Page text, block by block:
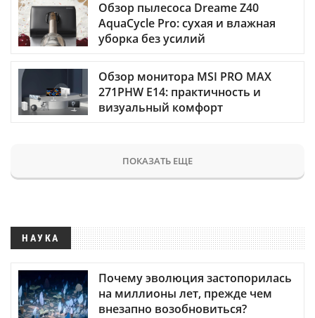
Обзор пылесоса Dreame Z40
AquaCycle Pro: сухая и влажная
уборка без усилий
Обзор монитора MSI PRO MAX
271PHW E14: практичность и
визуальный комфорт
ПОКАЗАТЬ ЕЩЕ
НАУКА
Почему эволюция застопорилась
на миллионы лет, прежде чем
внезапно возобновиться?